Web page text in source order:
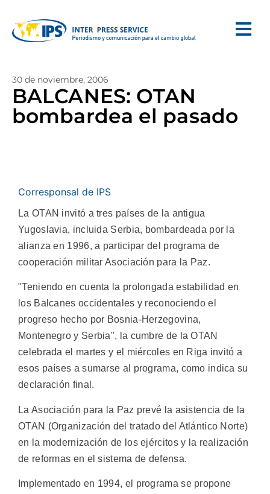
30 de noviembre, 2006
BALCANES: OTAN
bombardea el pasado
Corresponsal de IPS
La OTAN invitó a tres países de la antigua
Yugoslavia, incluida Serbia, bombardeada por la
alianza en 1996, a participar del programa de
cooperación militar Asociación para la Paz.
"Teniendo en cuenta la prolongada estabilidad en
los Balcanes occidentales y reconociendo el
progreso hecho por Bosnia-Herzegovina,
Montenegro y Serbia", la cumbre de la OTAN
celebrada el martes y el miércoles en Riga invitó a
esos países a sumarse al programa, como indica su
declaración final.
La Asociación para la Paz prevé la asistencia de la
OTAN (Organización del tratado del Atlántico Norte)
en la modernización de los ejércitos y la realización
de reformas en el sistema de defensa.
Implementado en 1994, el programa se propone